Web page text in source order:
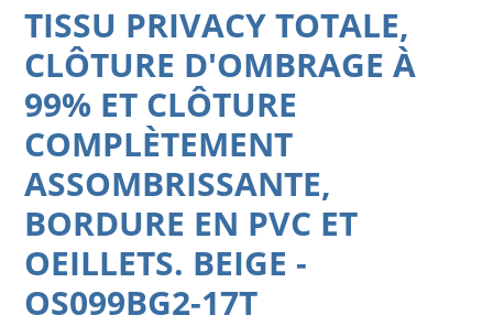
TISSU PRIVACY TOTALE,
CLÔTURE D'OMBRAGE À
99% ET CLÔTURE
COMPLÈTEMENT
ASSOMBRISSANTE,
BORDURE EN PVC ET
OEILLETS. BEIGE -
OS099BG2-17T